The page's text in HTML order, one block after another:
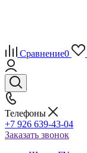
Сравнение0
Телефоны
+7 926 639-43-04
Заказать звонок